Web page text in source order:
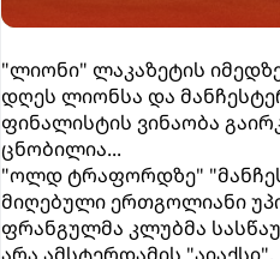
"ლიონი" ლაკაზეტის
დღეს ლიონსა და
ფინალისტის ვინაობა
ცნობილია...
"ოლდ ტრაფორდზე"
მიღებული ერთგოლიანი
ფრანგულმა კლუბმა